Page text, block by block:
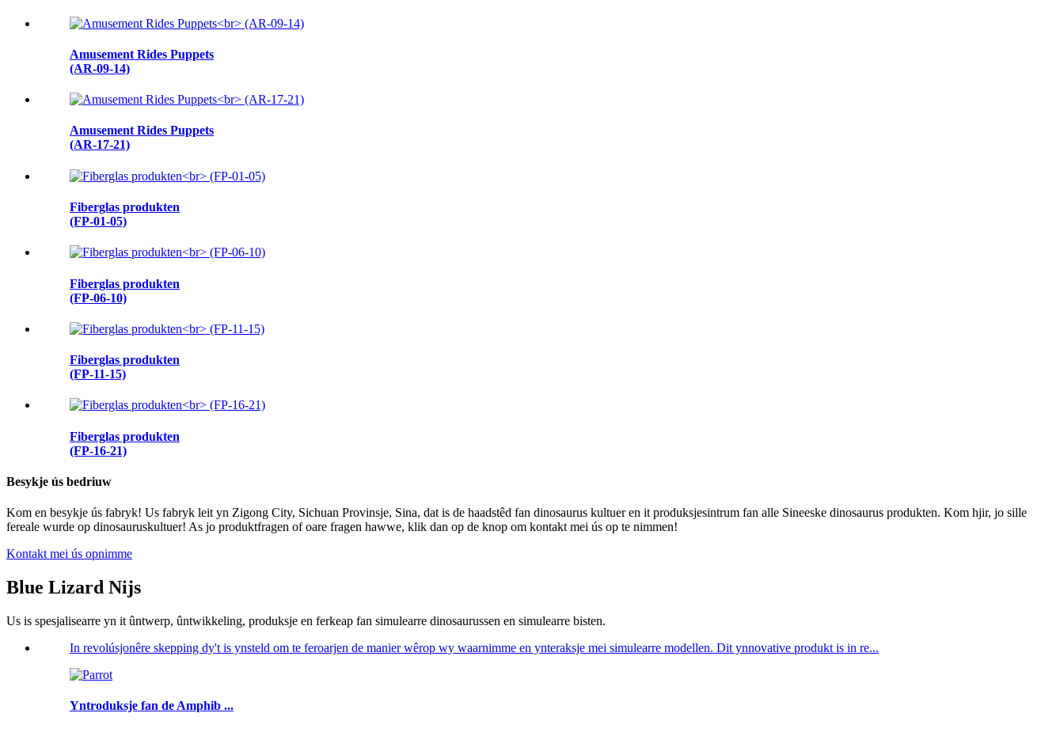
Amusement Rides Puppets
(AR-09-14)
Amusement Rides Puppets
(AR-17-21)
Fiberglas produkten
(FP-01-05)
Fiberglas produkten
(FP-06-10)
Fiberglas produkten
(FP-11-15)
Fiberglas produkten
(FP-16-21)
Besykje ús bedriuw
Kom en besykje ús fabryk! Us fabryk leit yn Zigong City, Sichuan Provinsje, Sina, dat is de haadstêd fan dinosaurus kultuer en it produksjesintrum fan alle Sineeske dinosaurus produkten. Kom hjir, jo sille
fereale wurde op dinosauruskultuer! As jo ​​produktfragen of oare fragen hawwe, klik dan op de knop om kontakt mei ús op te nimmen!
Kontakt mei ús opnimme
Blue Lizard Nijs
Us is spesjalisearre yn it ûntwerp, ûntwikkeling, produksje en ferkeap fan simulearre dinosaurussen en simulearre bisten.
In revolúsjonêre skepping dy't is ynsteld om te feroarjen de manier wêrop wy waarnimme en ynteraksje mei simulearre modellen. Dit ynnovative produkt is in re...
Yntroduksje fan de Amphib ...